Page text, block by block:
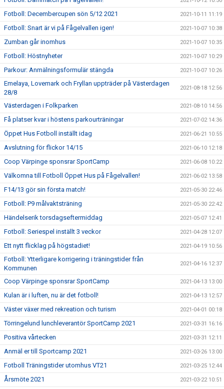
Fotboll: Decembercupen sön 5/12 2021 2021-10-11 11:19
Fotboll: Snart är vi på Fågelvallen igen! 2021-10-07 10:38
Zumban går inomhus 2021-10-07 10:35
Fotboll: Höstnyheter 2021-10-07 10:29
Parkour: Anmälningsformulär stängda 2021-10-07 10:26
Emelaya, Lovemark och Fryllan uppträder på Västerdagen
28/8
2021-08-18 12:56
Västerdagen i Folkparken 2021-08-10 14:56
Få platser kvar i höstens parkourträningar 2021-07-02 14:36
Öppet Hus Fotboll inställt idag 2021-06-21 10:55
Avslutning för flickor 14/15 2021-06-10 12:18
Coop Värpinge sponsrar SportCamp 2021-06-08 10:22
Välkomna till Fotboll Öppet Hus på Fågelvallen! 2021-06-02 13:58
F14/13 gör sin första match! 2021-05-30 22:46
Fotboll: P9 målvaktsträning 2021-05-30 22:42
Händelserik torsdagseftermiddag 2021-05-07 12:41
Fotboll: Seriespel inställt 3 veckor 2021-04-28 12:07
Ett nytt flicklag på högstadiet! 2021-04-19 10:56
Fotboll: Ytterligare korrigering i träningstider från
Kommunen
2021-04-16 12:37
Coop Värpinge sponsrar SportCamp 2021-04-13 13:00
Kulan är i luften, nu är det fotboll! 2021-04-13 12:57
Väster växer med rekreation och turism 2021-04-01 00:18
Törringelund lunchleverantör SportCamp 2021 2021-03-31 16:16
Positiva vårtecken 2021-03-31 12:11
Anmäl er till Sportcamp 2021 2021-03-26 13:00
Fotboll Träningstider utomhus VT21 2021-03-25 12:44
Årsmöte 2021 2021-03-22 10:51